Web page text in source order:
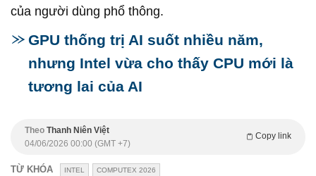
của người dùng phổ thông.
GPU thống trị AI suốt nhiều năm,
nhưng Intel vừa cho thấy CPU mới là
tương lai của AI
Theo Thanh Niên Việt
Copy link
04/06/2026 00:00 (GMT +7)
TỪ KHÓA INTEL COMPUTEX 2026